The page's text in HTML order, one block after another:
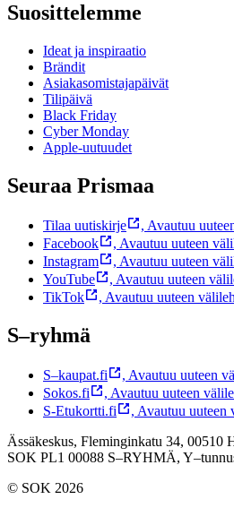
Suosittelemme
Ideat ja inspiraatio
Brändit
Asiakasomistajapäivät
Tilipäivä
Black Friday
Cyber Monday
Apple-uutuudet
Seuraa Prismaa
Tilaa uutiskirje , Avautuu
Facebook
, Avautuu uuteen
Instagram
, Avautuu uuteen
YouTube
, Avautuu uuteen
TikTok
, Avautuu uuteen
S–ryhmä
S–kaupat.fi , Avautuu uuteen
Sokos.fi
, Avautuu uuteen
S-Etukortti.fi
, Avautuu uuteen
Ässäkeskus, Fleminginkatu 34, 00510
SOK PL1 00088 S–RYHMÄ,
© SOK 2026